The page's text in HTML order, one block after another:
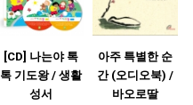
[CD] 나는야 톡
톡 기도왕 / 생활
성서
아주 특별한 순
간 (오디오북) /
바오로딸